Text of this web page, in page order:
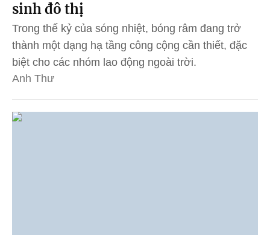
sinh đô thị
Trong thế kỷ của sóng nhiệt, bóng râm đang trở
thành một dạng hạ tầng công cộng cần thiết, đặc
biệt cho các nhóm lao động ngoài trời.
Anh Thư